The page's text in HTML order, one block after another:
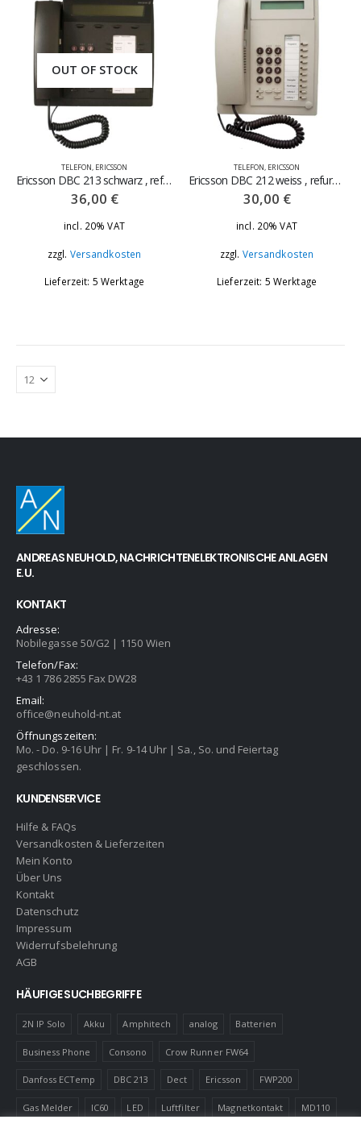
OUT OF STOCK
TELEFON ERICSSON
Ericsson DBC 213 schwarz , refurbished – neu nicht mehr verfügbar
36,00 €
incl. 20% VAT
zzgl. Versandkosten
Lieferzeit: 5 Werktage
TELEFON ERICSSON
Ericsson DBC 212 weiss , refurbished
30,00 €
incl. 20% VAT
zzgl. Versandkosten
Lieferzeit: 5 Werktage
incl. 20% VAT
Versandkosten
Visonic Power Max Plus - Ersatzteil Funk - Magnetkontakt 868 Platine
94,80€
zzgl.Versandkosten
ANDREAS NEUHOLD, NACHRICHTENELEKTRONISCHE ANLAGEN
E.U.
KONTAKT
Adresse:
Nobilegasse 50/G2 | 1150 Wien
Telefon/Fax:
+43 1 786 2855 Fax DW28
Email:
office@neuhold-nt.at
Öffnungszeiten:
Mo. - Do. 9-16 Uhr | Fr. 9-14 Uhr | Sa., So. und Feiertag
geschlossen.
KUNDENSERVICE
Hilfe & FAQs
Versandkosten & Lieferzeiten
Mein Konto
Über Uns
Kontakt
Datenschutz
Impressum
Widerrufsbelehrung
AGB
HÄUFIGE SUCHBEGRIFFE
2N IP Solo Akku Amphitech analog Batterien
Business Phone Consono Crow Runner FW64
Danfoss ECTemp DBC 213 Dect Ericsson FWP200
Gas Melder IC60 LED Luftfilter Magnetkontakt MD110